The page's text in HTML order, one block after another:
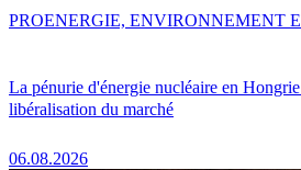
La pénurie d'énergie nucléaire en
libéralisation du marché
06.08.2026
PROENERGIE, ENVIRONNEMENT